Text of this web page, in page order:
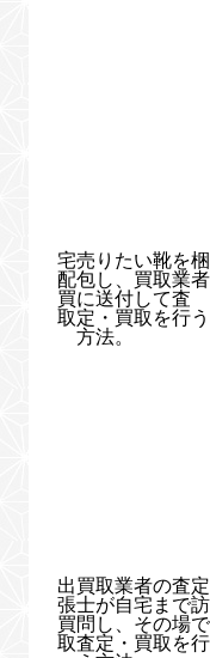
宅
配
買
取
売りたい靴を梱
包し、買取業者
に送付して査
定・買取を行う
方法。
出
張
買
取
買取業者の査定
士が自宅まで訪
問し、その場で
査定・買取を行